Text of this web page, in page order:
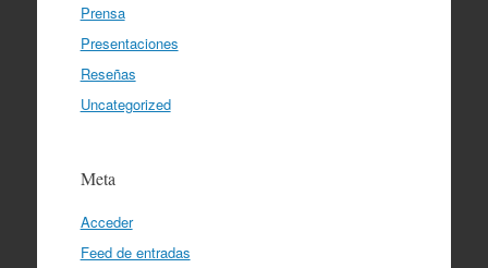
Prensa
Presentaciones
Reseñas
Uncategorized
Meta
Acceder
Feed de entradas